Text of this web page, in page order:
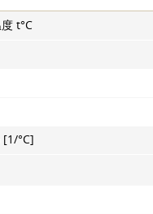
t°С
[1/°С]